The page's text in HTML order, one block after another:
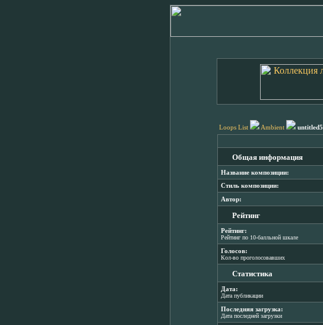
Loops List Ambient untitled5
Общая информация
Название композиции:
Стиль композиции:
Автор:
Рейтинг
Рейтинг:
Рейтинг по 10-балльной шкале
Голосов:
Кол-во проголосовавших
Статистика
Дата:
Дата публикации
Последняя загрузка:
Дата последней загрузки